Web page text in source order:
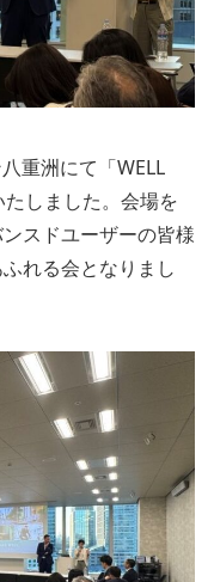
重洲にて「WELL
しました。会場を
スドユーザーの皆様
れる会となりまし